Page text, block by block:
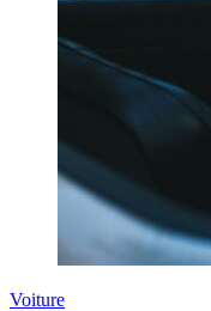
Voiture